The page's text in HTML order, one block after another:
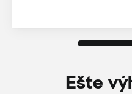
Ešte